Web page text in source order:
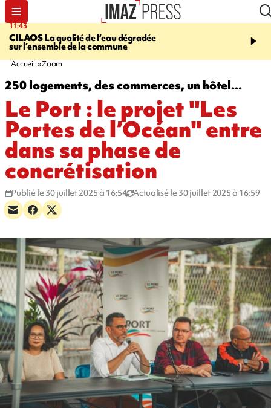
11:43
CILAOSLa qualité de l’eau dégradée
sur l’ensemble de la commune
12:20
Un
grands-parents puis
Accueil Zoom
250 logements, des commerces, un hôtel...
Le Port : le projet "Les
Portes de l’Océan" entre
dans sa phase de
concrétisation
Publié le 30 juillet 2025 à 16:54 Actualisé le 30 juillet 2025 à 16:59